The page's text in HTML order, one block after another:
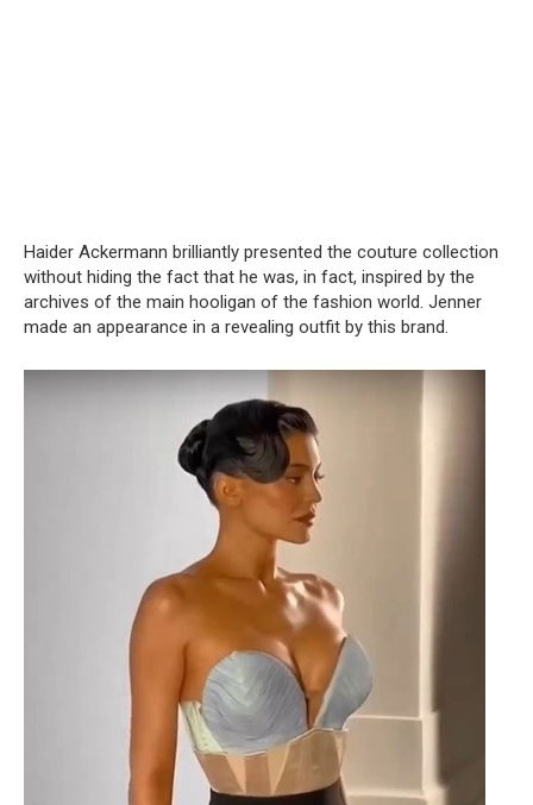
Haider Ackermann brilliantly presented the couture collection
without hiding the fact that he was, in fact, inspired by the
archives of the main hooligan of the fashion world. Jenner
made an appearance in a revealing outfit by this brand.